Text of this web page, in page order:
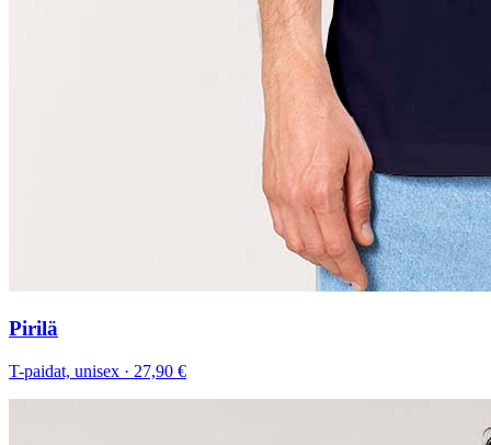
Pirilä
T-paidat, unisex · 27,90 €